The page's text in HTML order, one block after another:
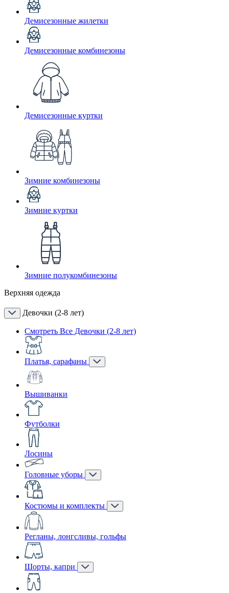
Демисезонные жилетки
Демисезонные комбинезоны
Демисезонные куртки
Зимние комбинезоны
Зимние куртки
Зимние полукомбинезоны
Верхняя одежда
Девочки (2-8 лет)
Смотреть Все Девочки (2-8 лет)
Платья, сарафаны
Вышиванки
Футболки
Лосины
Головные уборы
Костюмы и комплекты
Регланы, лонгсливы, гольфы
Шорты, капри